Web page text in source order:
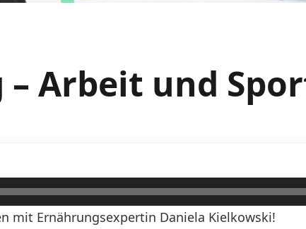
– Arbeit und
mit Ernährungsexpertin Daniela Kielkowski!